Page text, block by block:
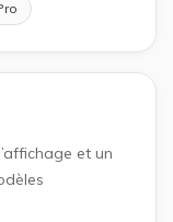
et un